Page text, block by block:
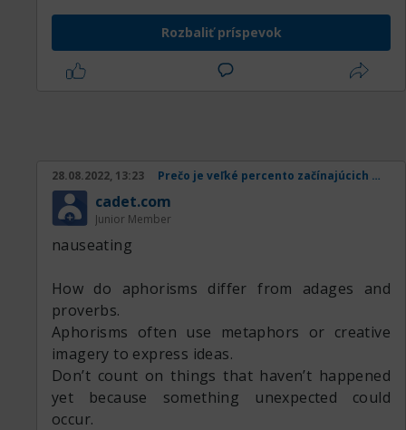
Rozbaliť príspevok
28.08.2022, 13:23 Prečo je veľké percento začínajúcich obchodníkov v strate
cadet.com
Junior Member
nauseating
How do aphorisms differ from adages and
proverbs.
Aphorisms often use metaphors or creative
imagery to express ideas.
Don’t count on things that haven’t happened
yet because something unexpected could
occur.